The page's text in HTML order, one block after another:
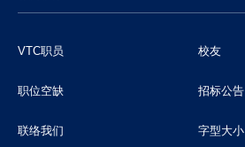
VTC职员 校友
职位空缺 招标公告
联络我们 字型大小